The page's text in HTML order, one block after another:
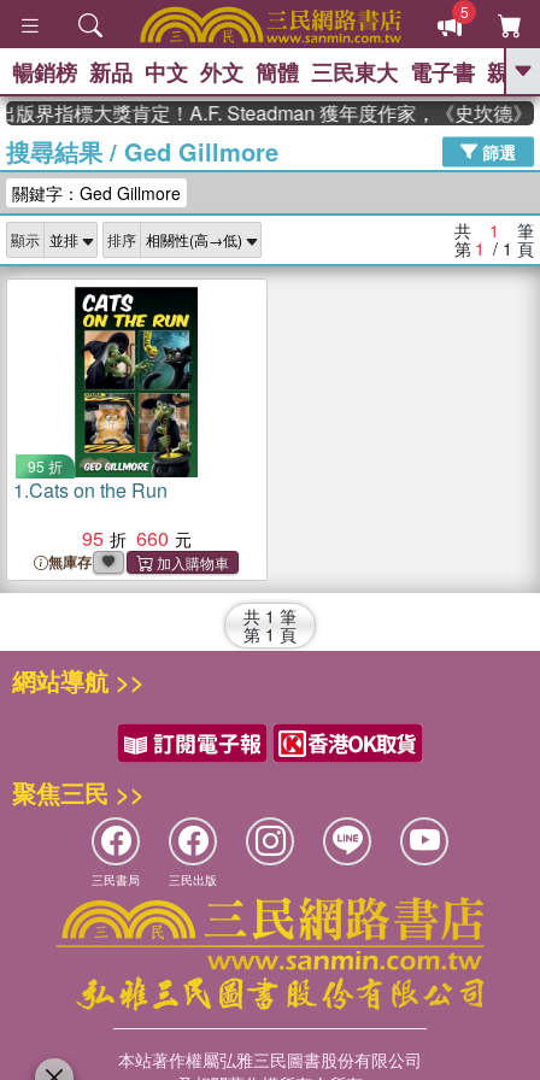
5
GO
熱搜： 高希均教授回憶錄
、 The Odyssey 、 父親節 、 如果歷
獎 臺灣漫遊錄 、 方念華 、 台灣的李
登輝時代
數學女孩：黎曼猜想 、
偉大的迷走神經
暢銷榜 新品 中文 外文 簡體 三民東大 電子書 親子
版界指標大獎肯定！A.F. Steadman 獲年度作家，《史坎德》
搜尋結果/ Ged Gillmore
篩選
關鍵字：Ged Gillmore
顯示 排序 共 1 筆
第 1 / 1 頁
95 折
1.Cats on the Run
95
660
無庫存
共 1 筆
第 1 頁
網站導航 >>
聚焦三民 >>
三民書局 三民出版
本站著作權屬弘雅三民圖書股份有限公司